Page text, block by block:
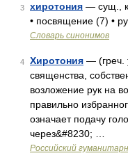
3 хиротония — сущ.,
• посвящение (7) •
Словарь синонимов
4 Хиротония — (греч.
священства,
возложение рук на
правильно
означает подачу
через&#8230; …
Российский